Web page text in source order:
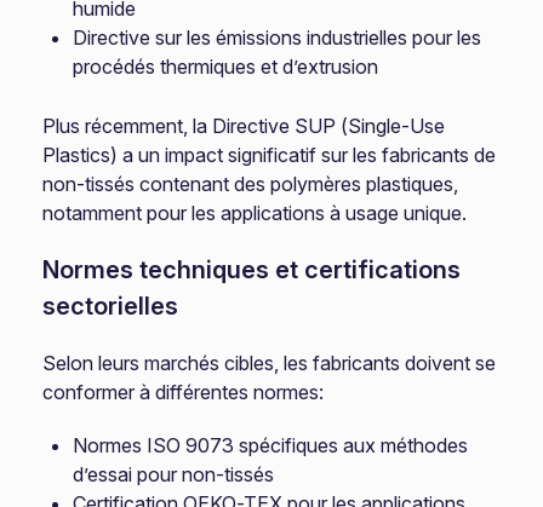
humide
Directive sur les émissions industrielles pour les
procédés thermiques et d’extrusion
Plus récemment, la Directive SUP (Single-Use
Plastics) a un impact significatif sur les fabricants de
non-tissés contenant des polymères plastiques,
notamment pour les applications à usage unique.
Normes techniques et certifications
sectorielles
Selon leurs marchés cibles, les fabricants doivent se
conformer à différentes normes:
Normes ISO 9073 spécifiques aux méthodes
d’essai pour non-tissés